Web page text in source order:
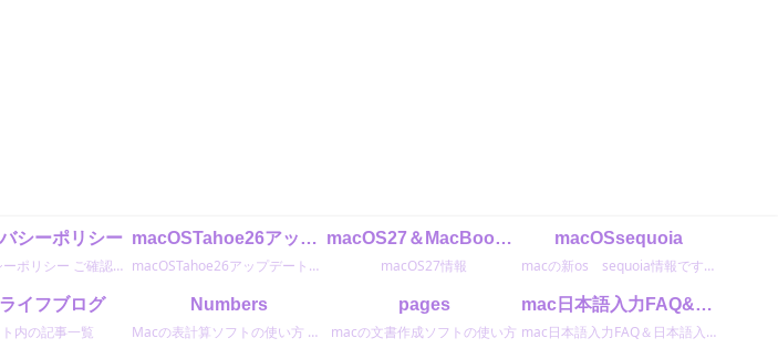
シーポリシー
プライバシーポリシー ご確認ください。
macOSTahoe26アップデートに関する最新情報
macOSTahoe26アップデートの最新情報
macOS27＆MacBookNeo
macOS27情報
macOSsequoia
macの新os sequoia情報です。
イフブログ
内の記事一覧
Numbers
Macの表計算ソフトの使い方 macユーザーは無料で使えます。 使い易くおすすめのソフトです。
pages
macの文書作成ソフトの使い方
mac日本語入力FAQ&ATOK
mac日本語入力FAQ＆日本語入力ソフトATOKエイトクの設定と使い方